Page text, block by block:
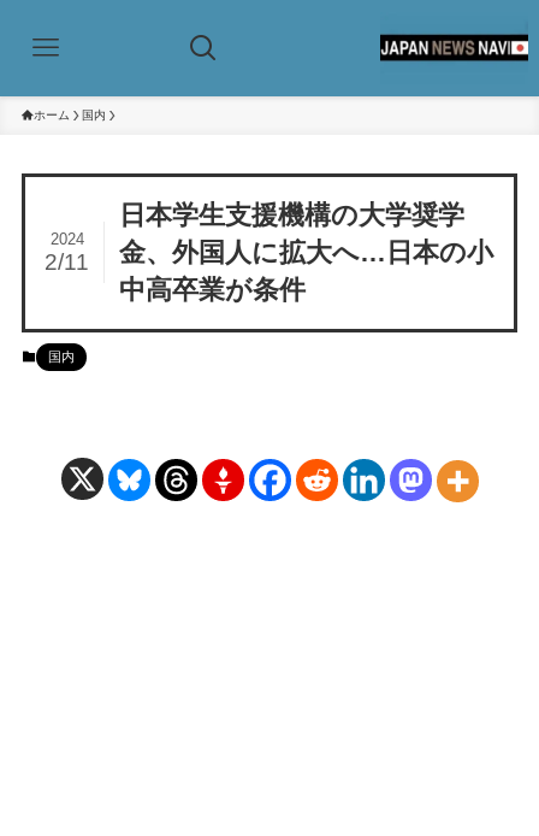
ホーム 国内
日本学生支援機構の大学奨学
金、外国人に拡大へ…日本の小
中高卒業が条件
2024
2/11
国内